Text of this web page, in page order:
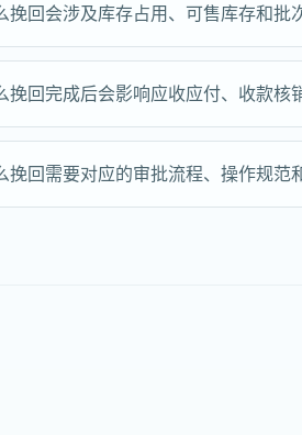
回会涉及库存占用、可售库存和批
回完成后会影响应收应付、收款核
回需要对应的审批流程、操作规范